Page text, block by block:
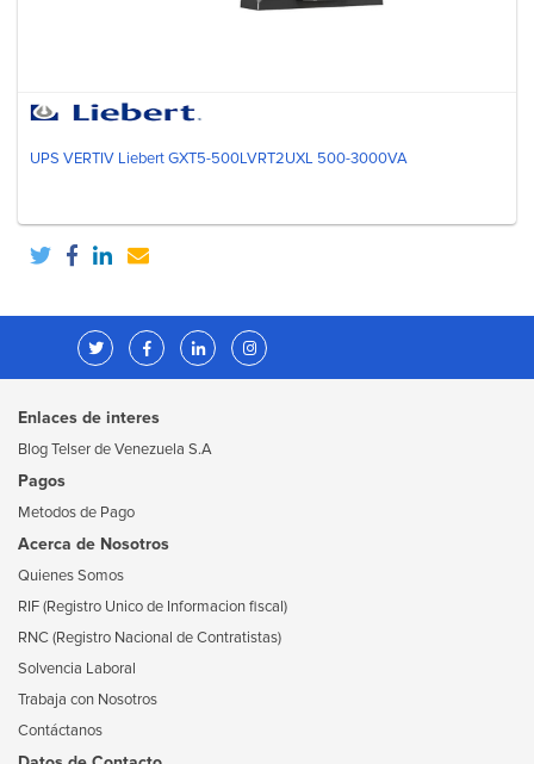
UPS VERTIV Liebert GXT5-500LVRT2UXL 500-3000VA
Enlaces de interes
Blog Telser de Venezuela S.A
Pagos
Metodos de Pago
Acerca de Nosotros
Quienes Somos
RIF (Registro Unico de Informacion fiscal)
RNC (Registro Nacional de Contratistas)
Solvencia Laboral
Trabaja con Nosotros
Contáctanos